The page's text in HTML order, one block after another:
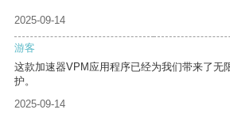
2025-09-14
游客
这款加速器VPM应用程序已经为我们带来了无
护。
2025-09-14